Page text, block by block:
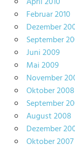
Februar 2010
Dezember
September
Juni 2009
Mai 2009
November
Oktober 2008
September
August 2008
Dezember
Oktober 2007